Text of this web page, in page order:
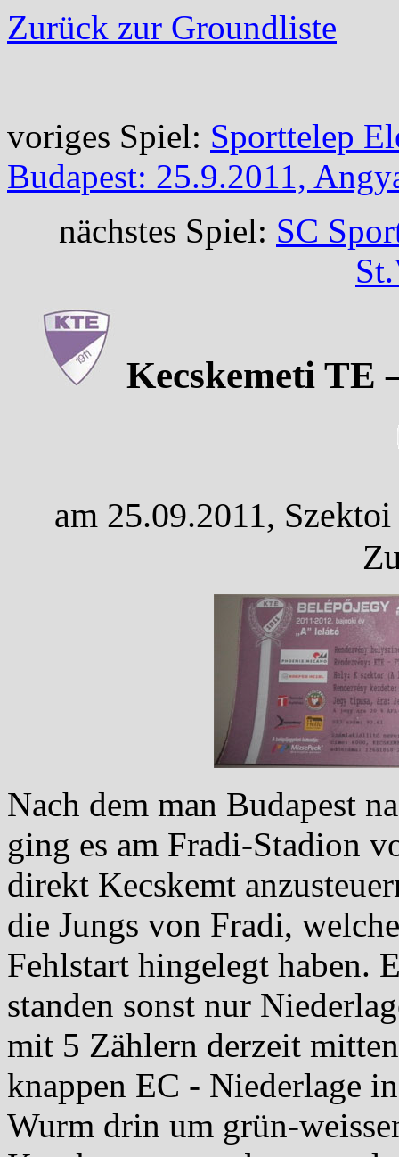
Zurück zur Groundliste
voriges Spiel: Sporttelep
Budapest: 25.9.2011,
nächstes Spiel: SC
Kecskemeti TE
am 25.09.2011,
Nach dem man Budapest
ging es am Fradi-Stadion
direkt Kecskemt
die Jungs von Fradi,
Fehlstart hingelegt haben.
standen sonst nur
mit 5 Zählern derzeit
knappen EC - Niederlage
Wurm drin um grün-